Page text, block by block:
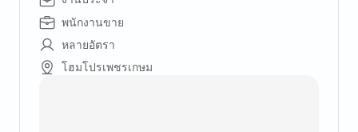
พนักงานขาย
หลายอัตรา
โฮมโปรเพชรเกษม